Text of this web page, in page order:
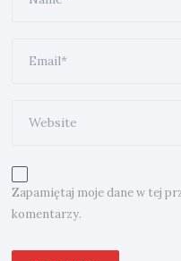
Zapamiętaj moje dane w tej
komentarzy.